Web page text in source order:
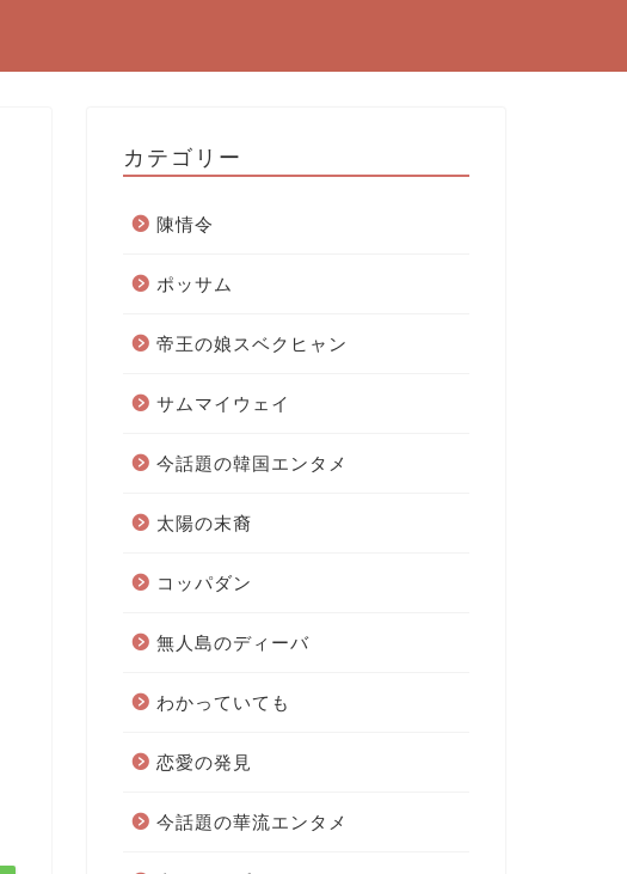
カテゴリー
陳情令
ポッサム
帝王の娘スベクヒャン
サムマイウェイ
今話題の韓国エンタメ
太陽の末裔
コッパダン
無人島のディーバ
わかっていても
恋愛の発見
今話題の華流エンタメ